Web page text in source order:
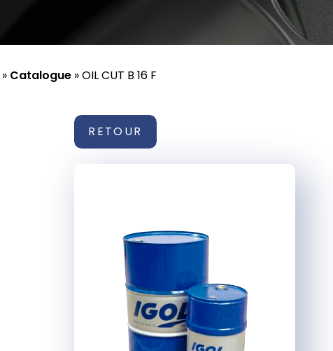
» Catalogue »OIL CUT B 16 F
RETOUR